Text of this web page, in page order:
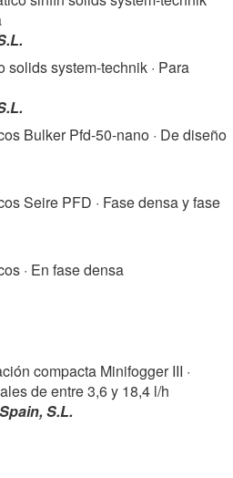
solids system-technik · Para
Bulker Pfd-50-nano · De diseño
Seire PFD · Fase densa y fase
· En fase densa
compacta Minifogger III ·
de entre 3,6 y 18,4 l/h
S.L.